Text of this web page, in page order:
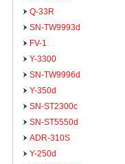
Q-33R
SN-TW9993d
FV-1
Y-3300
SN-TW9996d
Y-350d
SN-ST2300c
SN-ST5550d
ADR-310S
Y-250d